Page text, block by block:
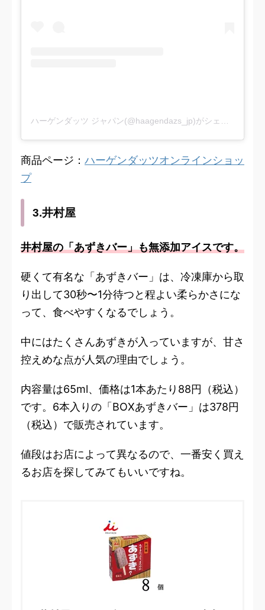
ハーゲンダッツ ジャパン(@haagendazs_jp)がシェアした投稿
商品ページ： ハーゲンダッツオンラインショッ
プ
3.井村屋
井村屋の「あずきバー」も無添加アイスです。
硬くて有名な「あずきバー」は、冷凍庫から取
り出して30秒〜1分待つと程よい柔らかさにな
って、食べやすくなるでしょう。
中にはたくさんあずきが入っていますが、甘さ
控えめな点が人気の理由でしょう。
内容量は65ml、価格は1本あたり88円（税込）
です。6本入りの「BOXあずきバー」は378円
（税込）で販売されています。
値段はお店によって異なるので、一番安く買え
るお店を探してみてもいいですね。